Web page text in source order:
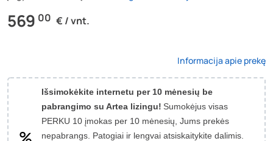
569 00 € / vnt.
Informacija apie prekę
Išsimokėkite internetu per 10 mėnesių be
pabrangimo su Artea lizingu! Sumokėjus visas
PERKU 10 įmokas per 10 mėnesių, Jums prekės
nepabrangs. Patogiai ir lengvai atsiskaitykite dalimis.